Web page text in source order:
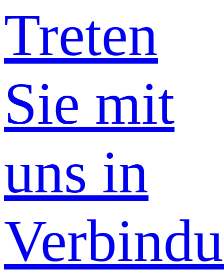
Treten
Sie mit
uns in